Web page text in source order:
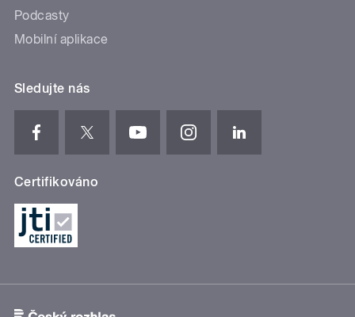
Podcasty
Mobilní aplikace
Sledujte nás
Certifikováno